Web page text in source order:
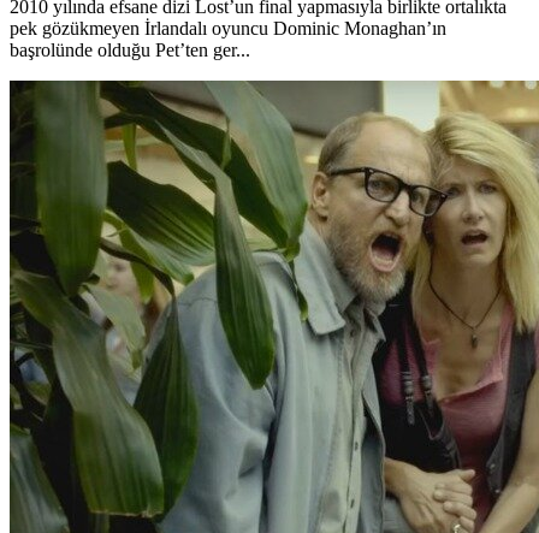
2010 yılında efsane dizi Lost’un final yapmasıyla birlikte ortalıkta
pek gözükmeyen İrlandalı oyuncu Dominic Monaghan’ın
başrolünde olduğu Pet’ten ger...